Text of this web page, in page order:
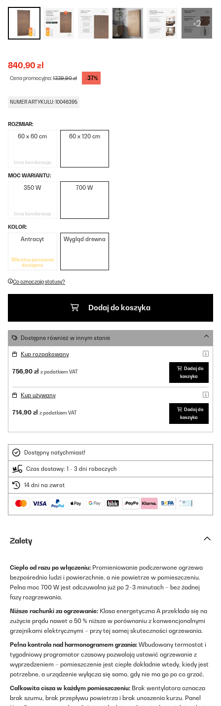
+2
840,90 zł
Cena promocyjna:1339,90 zł -37%
NUMER ARTYKUŁU: 10046395
ROZMIAR:
60 x 60 cm
Inna kombinacja
60 x 120 cm
MOC WARIANTU:
350 W
Inna kombinacja
700 W
KOLOR:
Antracyt
Wkrótce ponownie
dostępne
Wygląd drewna
Co oznaczają statusy?
Dodaj do koszyka
Dostępne również w innym stanie
Kup rozpakowany
756,90 zł z podatkiem VAT
Dodaj do
koszyka
Kup używany
714,90 zł z podatkiem VAT
Dodaj do
koszyka
Dostępny natychmiast!
Czas dostawy: 1 - 3 dni roboczych
14 dni na zwrot
Zalety
Ciepło od razu po włączeniu: Promieniowanie podczerwone ogrzewa
bezpośrednio ludzi i powierzchnie, a nie powietrze w pomieszczeniu.
Pełna moc 700 W jest odczuwalna już po 2–3 minutach – bez żadnej
fazy rozgrzewania.
Niższe rachunki za ogrzewanie: Klasa energetyczna A przekłada się na
zużycie prądu nawet o 50 % niższe w porównaniu z konwencjonalnymi
grzejnikami elektrycznymi – przy tej samej skuteczności ogrzewania.
Pełna kontrola nad harmonogramem grzania: Wbudowany termostat i
tygodniowy programator czasowy pozwalają ustawić ogrzewanie z
wyprzedzeniem – pomieszczenie jest ciepłe dokładnie wtedy, kiedy jest
potrzebne, a urządzenie wyłącza się samo, gdy nie ma go po co grzać.
Całkowita cisza w każdym pomieszczeniu: Brak wentylatora oznacza
brak szumu, brak przepływu powietrza i brak unoszenia kurzu. Panel